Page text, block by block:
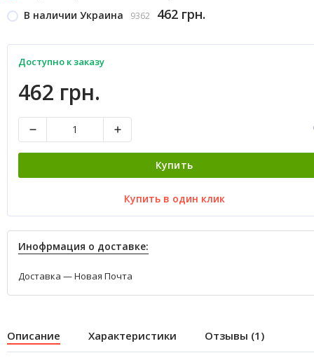
В наличии Украина 9362 462 грн.
Доступно к заказу
462 грн.
Купить
Купить в один клик
Инофрмация о доставке:
Доставка — Новая Почта
Описание Характеристики Отзывы (1)